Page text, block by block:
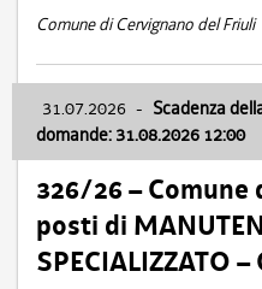
Comune di Cervignano del Friuli
31.07.2026 - Scadenza
domande: 31.08.2026 12:00
326/26 – Comune
posti di
SPECIALIZZATO –